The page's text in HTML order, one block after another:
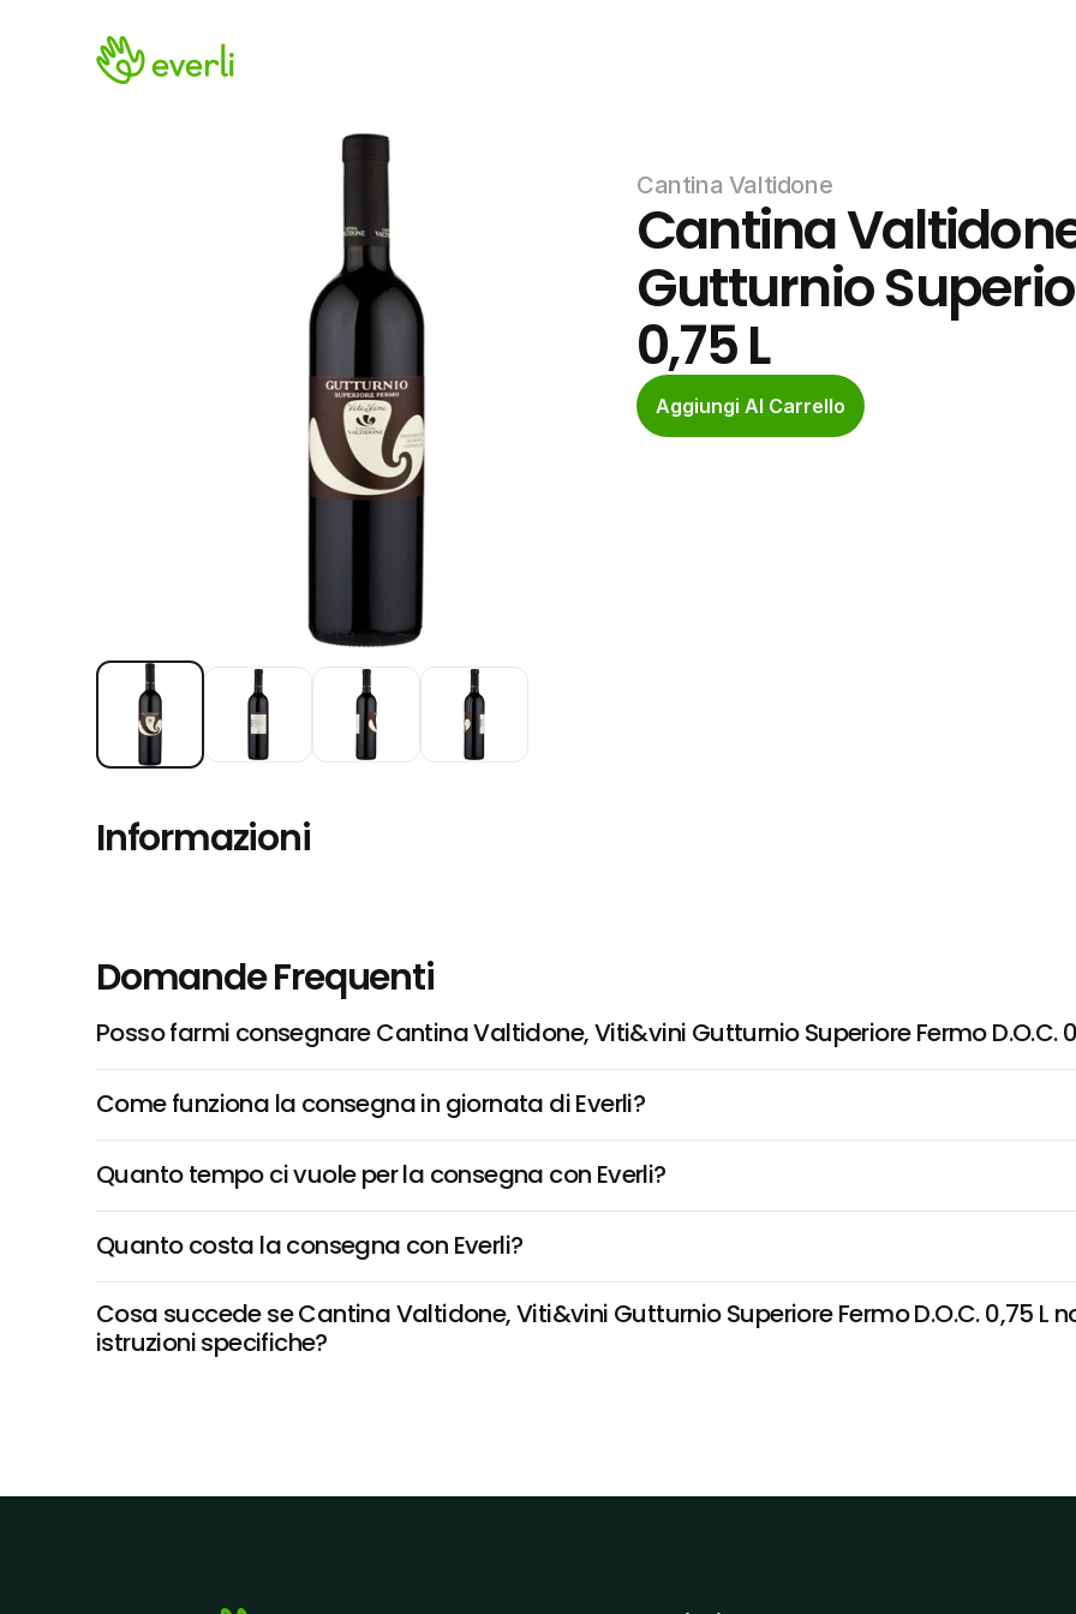
Cantina Valtidone
Cantina
Gutturnio
0,75 L
Aggiungi Al Carrello
Informazioni
Domande Frequenti
Posso farmi consegnare Cantina Valtidone, Viti&vini Gutturnio Superiore Fermo D.O.C.
Come funziona la consegna in giornata di Everli?
Quanto tempo ci vuole per la consegna con Everli?
Quanto costa la consegna con Everli?
Cosa succede se Cantina Valtidone, Viti&vini Gutturnio Superiore Fermo D.O.C. 0,75 L
istruzioni specifiche?